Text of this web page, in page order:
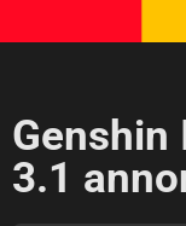
Genshin
3.1